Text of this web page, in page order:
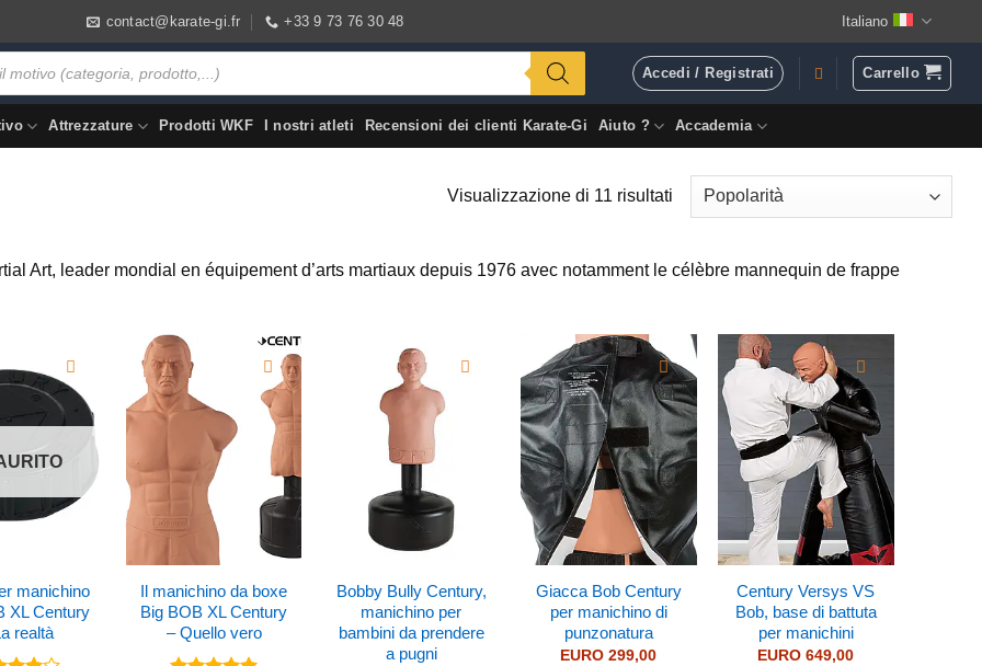
contact@karate-gi.fr +33 9 73 76 30 48 Italiano
Accedi / Registrati Carrello
Attrezzature Prodotti WKF I nostri atleti Recensioni dei clienti Karate-Gi Aiuto ? Accademia
Visualizzazione di 11 risultatiPopolarità
Art, leader mondial en équipement d’arts martiaux depuis 1976 avec notamment le célèbre mannequin de frappe
manichino
XL Century
realtà
Il manichino da boxe
Big BOB XL Century
– Quello vero
Bobby Bully Century,
manichino per
bambini da prendere
a pugni
Giacca Bob Century
per manichino di
punzonatura
EURO 299,00
Century Versys VS
Bob, base di battuta
per manichini
EURO 649,00